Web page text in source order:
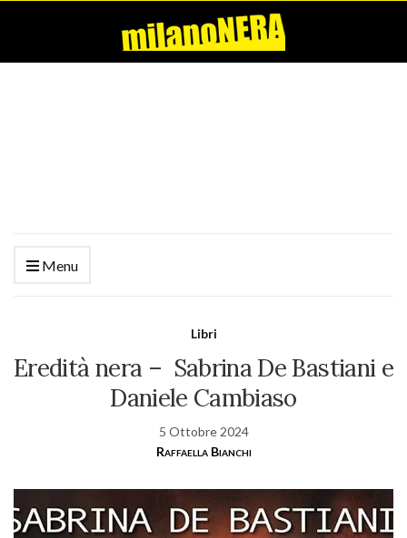
Menu
Libri
Eredità nera – Sabrina De Bastiani e
Daniele Cambiaso
5 Ottobre 2024
Raffaella Bianchi